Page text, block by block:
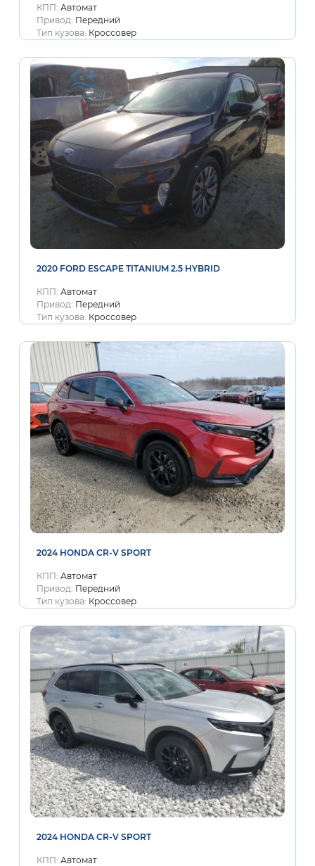
КПП: Автомат
Привод: Передний
Тип кузова: Кроссовер
2020 FORD ESCAPE TITANIUM 2.5 HYBRID
КПП: Автомат
Привод: Передний
Тип кузова: Кроссовер
2024 HONDA CR-V SPORT
КПП: Автомат
Привод: Передний
Тип кузова: Кроссовер
2024 HONDA CR-V SPORT
КПП: Автомат